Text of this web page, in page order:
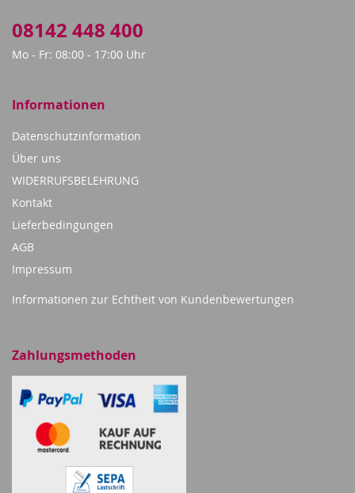
08142 448 400
Mo - Fr: 08:00 - 17:00 Uhr
Informationen
Datenschutzinformation
Über uns
WIDERRUFSBELEHRUNG
Kontakt
Lieferbedingungen
AGB
Impressum
Informationen zur Echtheit von Kundenbewertungen
Zahlungsmethoden